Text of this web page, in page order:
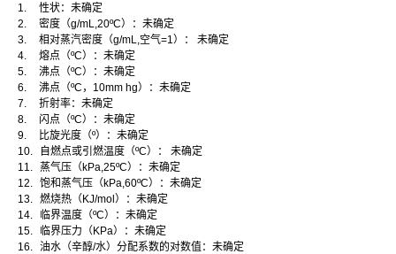
1.
性状：未确定
2.
密度（g/mL,20ºC）： 未确定
3.
相对蒸汽密度（g/mL, 空气=1 ）：
未确定
4.
熔点（ºC）： 未确定
5.
沸点（ºC）：未确定
6.
沸点（ºC ， 10mm hg）：未确定
7.
折射率：未确定
8.
闪点（ºC）： 未确定
9.
比旋光度（º）： 未确定
10.
自燃点或引燃温度（ºC）：
未确定
11.
蒸气压（kPa,25ºC）： 未确定
12.
饱和蒸气压（kPa,60ºC）： 未确定
13.
燃烧热（KJ/mol）： 未确定
14.
临界温度（ºC）：未确定
15.
临界压力（KPa）：未确定
16.
油水（辛醇/水）分配系数的对数值：未确定